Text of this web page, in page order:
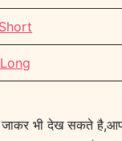
Short
Long
भी देख सकते है,आप